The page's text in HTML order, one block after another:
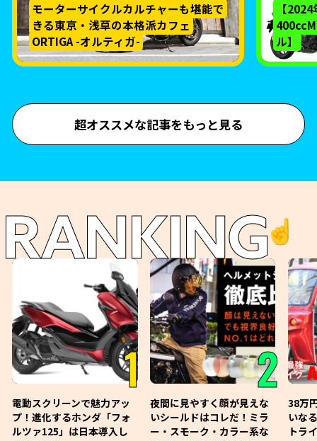
モーターサイクルカルチャーも堪能で
きる東京・浅草の本格派カフェ
ORTIGA -オルティガ-
【
ル】
超オススメな記事をもっと見る
RANKING☝️
1
電動スクリーンで魅力アッ
プ！進化するホンダ「フォ
ルツァ125」は日本導入し
2
夜間に見やすく顔が見えな
いシールドはコレだ！ミラ
ー・スモーク・カラー系な
38万
いな
トラ